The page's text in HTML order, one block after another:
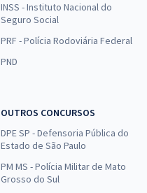
INSS - Instituto Nacional do
Seguro Social
PRF - Polícia Rodoviária Federal
PND
OUTROS CONCURSOS
DPE SP - Defensoria Pública do
Estado de São Paulo
PM MS - Polícia Militar de Mato
Grosso do Sul